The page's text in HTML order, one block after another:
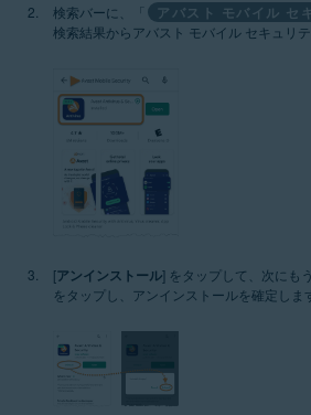
検索バーに、「 アバスト モバイル セ
検索結果からアバスト モバイル セキュリテ
[アンインストール] をタップして、次にも
をタップし、アンインストールを確定しま